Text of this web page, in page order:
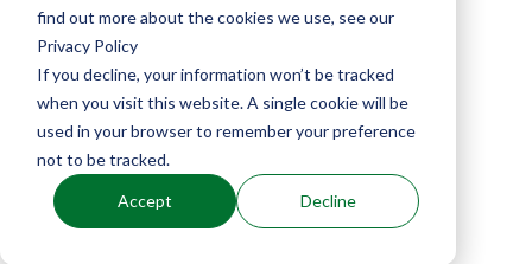
find out more about the cookies we use, see our
Privacy Policy
If you decline, your information won’t be tracked
when you visit this website. A single cookie will be
used in your browser to remember your preference
not to be tracked.
Accept Decline